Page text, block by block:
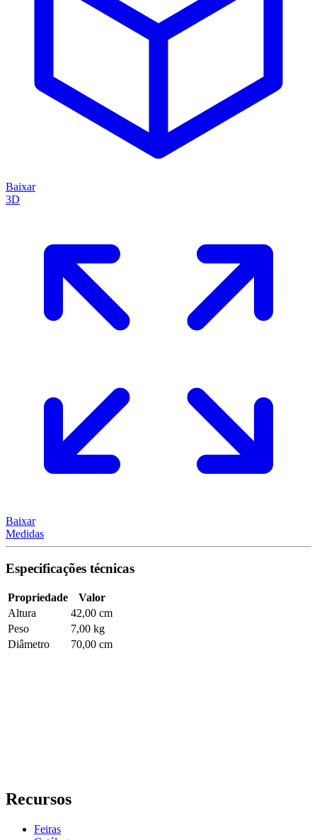
Baixar
3D
Baixar
Medidas
Especificações técnicas
Propriedade
Valor
Altura
42,00 cm
Peso
7,00 kg
Diâmetro
70,00 cm
Recursos
Feiras